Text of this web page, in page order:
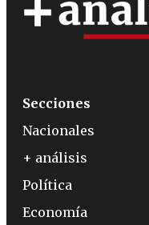
Secciones
Nacionales
+ análisis
Política
Economía